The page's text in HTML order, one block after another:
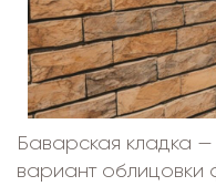
Баварская кладка
вариант облицовки